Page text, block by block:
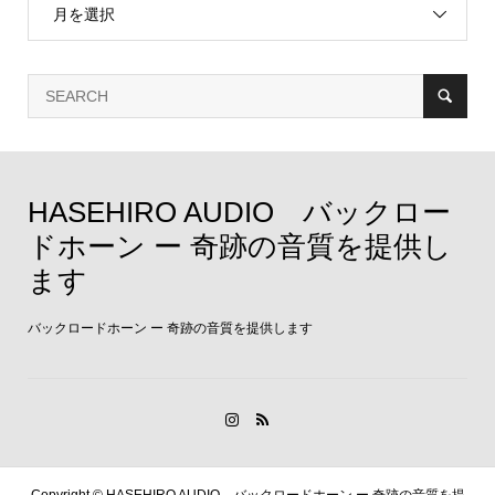
月を選択
HASEHIRO AUDIO バックロー
ドホーン ー 奇跡の音質を提供し
ます
バックロードホーン ー 奇跡の音質を提供します